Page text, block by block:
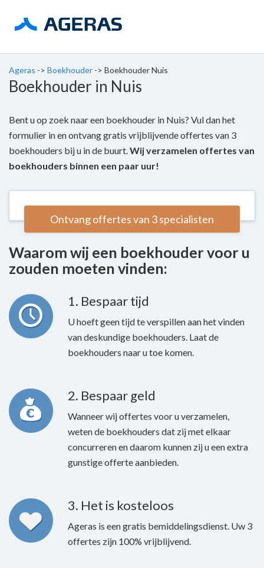
Ageras -> Boekhouder -> Boekhouder Nuis
Boekhouder in Nuis
Bent u op zoek naar een boekhouder in Nuis? Vul dan het
formulier in en ontvang gratis vrijblijvende offertes van 3
boekhouders bij u in de buurt.Wij verzamelen offertes van
boekhouders binnen een paar uur!
Ontvang offertes van 3 specialisten
Waarom wij een boekhouder voor u
zouden moeten vinden:
1. Bespaar tijd
U hoeft geen tijd te verspillen aan het vinden
van deskundige boekhouders. Laat de
boekhouders naar u toe komen.
2. Bespaar geld
Wanneer wij offertes voor u verzamelen,
weten de boekhouders dat zij met elkaar
concurreren en daarom kunnen zij u een extra
gunstige offerte aanbieden.
3. Het is kosteloos
Ageras is een gratis bemiddelingsdienst. Uw 3
offertes zijn 100% vrijblijvend.